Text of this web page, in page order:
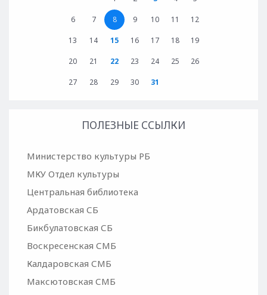
6 7 8 9 10 11 12
13 14 15 16 17 18 19
20 21 22 23 24 25 26
27 28 29 30 31
ПОЛЕЗНЫЕ ССЫЛКИ
Министерство культуры РБ
МКУ Отдел культуры
Центральная библиотека
Ардатовская СБ
Бикбулатовская СБ
Воскресенская СМБ
Калдаровская СМБ
Максютовская СМБ